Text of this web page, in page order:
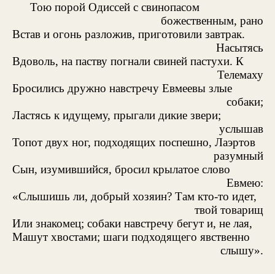
Тою порой Одиссей с свинопасом
божественным, рано
Встав и огонь разложив, приготовили завтрак.
Насытясь
Вдоволь, на паству погнали свиней пастухи. К
Телемаху
Бросились дружно навстречу Евмеевы злые
собаки;
Ластясь к идущему, прыгали дикие звери;
услышав
Топот двух ног, подходящих поспешно, Лаэртов
разумный
Сын, изумившийся, бросил крылатое слово
Евмею:
«Слышишь ли, добрый хозяин? Там кто-то идет,
твой товарищ
Или знакомец; собаки навстречу бегут и, не лая,
Машут хвостами; шаги подходящего явственно
слышу».